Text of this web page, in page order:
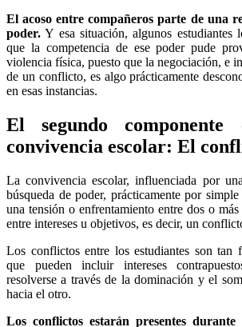
El acoso entre compañeros parte de una
poder. Y esa situación, algunos
que la competencia de ese poder pude
violencia física, puesto que la negociación, e
de un conflicto, es algo prácticamente
en esas instancias.
El segundo
convivencia escolar: El
La convivencia escolar, influenciada por
búsqueda de poder, prácticamente por
una tensión o enfrentamiento entre dos o
entre intereses u objetivos, es decir, un
Los conflictos entre los estudiantes son tan
que pueden incluir intereses
resolverse a través de la dominación y el
hacia el otro.
Los conflictos estarán presentes